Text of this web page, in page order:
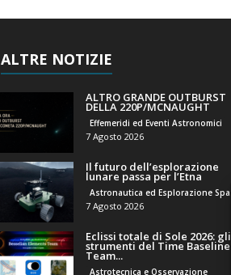
ALTRE NOTIZIE
ALTRO GRANDE OUTBURST
DELLA 220P/MCNAUGHT
Effemeridi ed Eventi Astronomici
7 Agosto 2026
Il futuro dell’esplorazione
lunare passa per l’Etna
7 Agosto 2026
Eclissi totale di Sole 2026: gli
strumenti del Time Baseline
Team...
Astrotecnica e Osservazione